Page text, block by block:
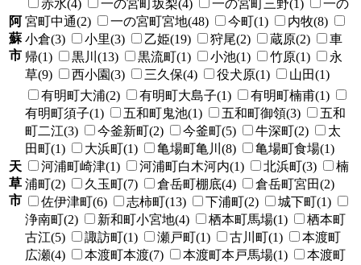
阿
蘇
市
赤水(4) 一の宮町坂梨(4) 一の宮町三野(1)
一の
宮町中通(2)
一の宮町宮地(48) 今町(1)
内牧(8)
小倉(3)
小里(3) 乙姫(19) 狩尾(2) 蔵原(2)
車
帰(1)
黒川(13) 黒流町(1) 小池(1) 竹原(1)
永
草(9)
西小園(3) 三久保(4) 役犬原(1) 山田(1)
天
草
市
有明町大浦(2) 有明町大島子(1)
有明町楠甫(1)
有明町須子(1)
五和町鬼池(1) 五和町御領(3)
五和
町二江(3)
今釜新町(2) 今釜町(5) 牛深町(2)
太
田町(1)
大浜町(1) 亀場町亀川(8)
亀場町食場(1)
河浦町崎津(1)
河浦町白木河内(1) 北浜町(3)
楠
浦町(2)
久玉町(7) 倉岳町棚底(4)
倉岳町宮田(2)
佐伊津町(6)
志柿町(13) 下浦町(2)
城下町(1)
浄南町(2)
新和町小宮地(4) 栖本町馬場(1)
栖本町
古江(5)
諏訪町(1) 瀬戸町(1) 古川町(1)
本渡町
広瀬(4)
本渡町本渡(7) 本渡町本戸馬場(1)
本渡町